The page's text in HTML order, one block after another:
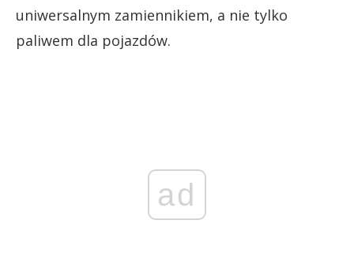
uniwersalnym zamiennikiem, a nie tylko
paliwem dla pojazdów.
ad